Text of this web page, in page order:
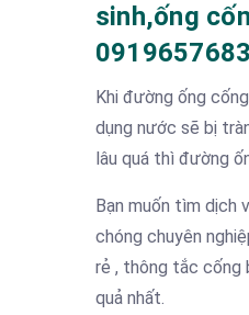
sinh,ống
0919657683
Khi đường ống
dụng nước sẽ bị
lâu quá thì đường
Bạn muốn tìm dịch
chóng chuyên
rẻ , thông tắc cống
quả nhất.